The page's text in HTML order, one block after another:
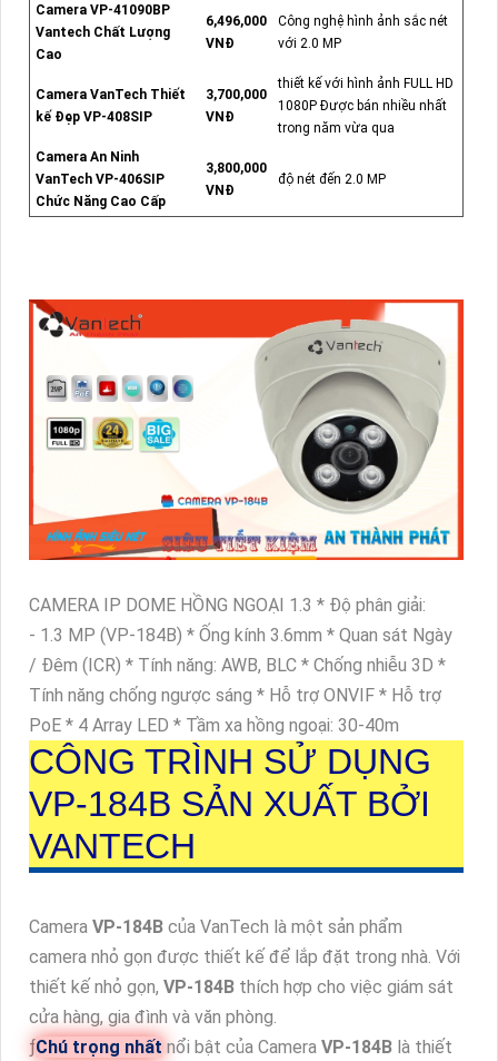
Camera VP-41090BP
Vantech Chất Lượng
Cao
6,496,000
VNĐ
Công nghệ hình ảnh sắc nét
với 2.0 MP
Camera VanTech Thiết
kế Đẹp VP-408SIP
3,700,000
VNĐ
thiết kế với hình ảnh FULL HD
1080P Được bán nhiều nhất
trong năm vừa qua
Camera An Ninh
VanTech VP-406SIP
Chức Năng Cao Cấp
3,800,000
VNĐ
độ nét đến 2.0 MP
CAMERA IP DOME HỒNG NGOẠI 1.3 * Độ phân giải:
- 1.3 MP (VP-184B) * Ống kính 3.6mm * Quan sát Ngày
/ Đêm (ICR) * Tính năng: AWB, BLC * Chống nhiễu 3D *
Tính năng chống ngược sáng * Hỗ trợ ONVIF * Hỗ trợ
PoE * 4 Array LED * Tầm xa hồng ngoại: 30-40m
CÔNG TRÌNH SỬ DỤNG
VP-184B SẢN XUẤT BỞI
VANTECH
Camera VP-184B của VanTech là một sản phẩm
camera nhỏ gọn được thiết kế để lắp đặt trong nhà. Với
thiết kế nhỏ gọn, VP-184B thích hợp cho việc giám sát
cửa hàng, gia đình và văn phòng.
ƒChú trọng nhất nổi bật của Camera VP-184B là thiết